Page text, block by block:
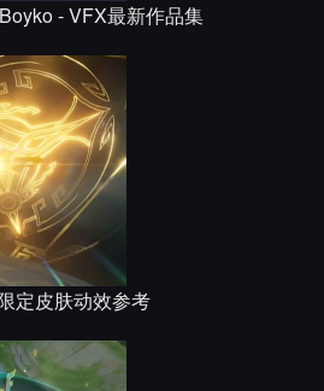
- VFX最新作品集
定皮肤动效参考